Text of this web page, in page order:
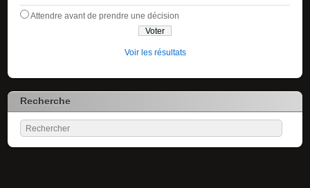
Attendre avant de prendre une décision
Voir les résultats
Recherche